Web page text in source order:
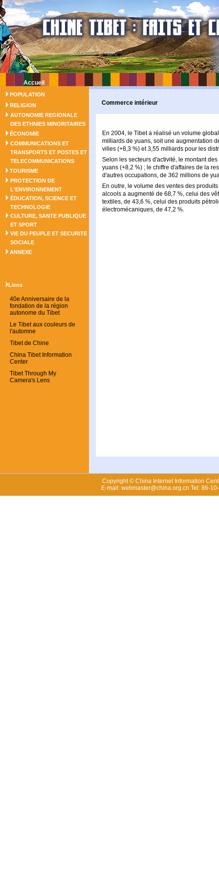
Accueil
POPULATION
RELIGION
AUTONOMIE REGIONALE
DES ETHNIES MINORITAIRES
ÉCONOMIE
COMMUNICATIONS ET
TRANSPORTS ET POSTES ET
TELECOMMUNICATIONS
TOURISME
PROTECTION DE
L'ENVIRONNEMENT
ÉDUCATION, SCIENCE ET
TECHNOLOGIE
CULTURE, SANTE PUBLIQUE
ET SPORT
VIE DU PEUPLE ET SECURITE
SOCIALE
ANNEXE
Liens
40e Anniversaire de la
fondation de la région
autonome du Tibet
Le Tibet aux couleurs de
l'automne
Tibet de Chine
China Tibet Information
Center
Tibet Through My
Camera's Lens
Commerce intérieur
En 2004, le Tibet a réalisé un volume
milliards de yuans, soit une augmentation
villes (+8,3 %) et 3,55 milliards pour les
Selon les secteurs d'activité, le montant
yuans (+8,2 %) ; le chiffre d'affaires de la
d'autres occupations, de 362 millions de
En outre, le volume des ventes des
alcools a augmenté de 68,7 %, celui des
textiles, de 43,6 %, celui des produits
électromécaniques, de 47,2 %.
Copyright © China Internet Information
E-mail: webmaster@china.org.cn Tel: 86-